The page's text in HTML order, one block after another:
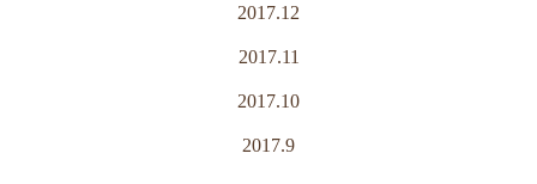
2017.12
2017.11
2017.10
2017.9